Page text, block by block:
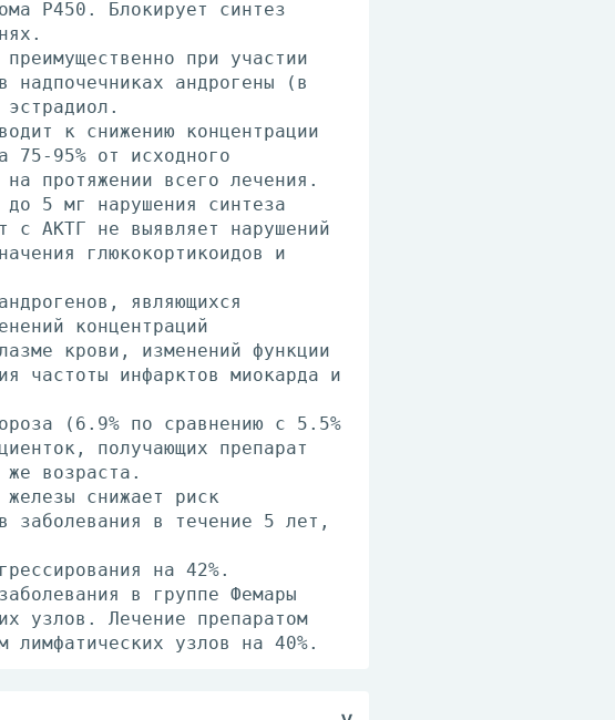
P450. Блокирует синтез
при участии
надпочечниках андрогены (в
к снижению концентрации
75-95% от исходного
протяжении всего лечения.
5 мг нарушения синтеза
с АКТГ не выявляет нарушений
глюкокортикоидов и
являющихся
концентраций
крови, изменений функции
частоты инфарктов миокарда и
(6.9% по сравнению с 5.5%
получающих препарат
возраста.
снижает риск
заболевания в течение 5 лет,
на 42%.
в группе Фемары
узлов. Лечение препаратом
лимфатических узлов на 40%.